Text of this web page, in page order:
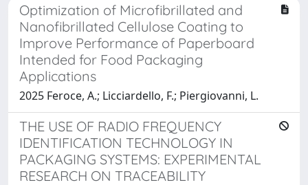
Optimization of Microfibrillated and
Nanofibrillated Cellulose Coating to
Improve Performance of Paperboard
Intended for Food Packaging
Applications
2025 Feroce, A.; Licciardello, F.; Piergiovanni, L.
THE USE OF RADIO FREQUENCY
IDENTIFICATION TECHNOLOGY IN
PACKAGING SYSTEMS: EXPERIMENTAL
RESEARCH ON TRACEABILITY